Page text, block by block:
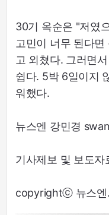
30기 옥순은 "저였
고민이 너무 된다
고 외쳤다. 그러면
쉽다. 5박 6일이지
워했다.
뉴스엔 강민경
기사제보 및 보도
copyrightⓒ 뉴스엔.